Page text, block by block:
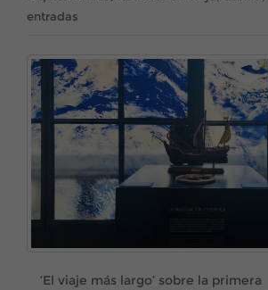
entradas
‘El viaje más largo’ sobre la primera